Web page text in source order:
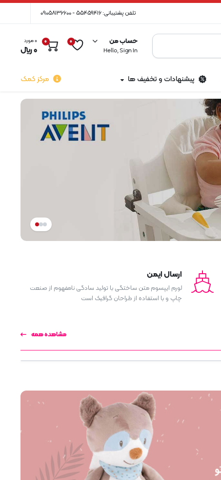
تلفن پشتیبانی: 55459416 - 09058136600
حساب من
Hello, Sign In
0
0 0 مورد
0﷼
پیشنهادات و تخفیف ها مرکز کمک
ارسال ایمن
لورم ایپسوم متن ساختگی با تولید سادگی نامفهوم از صنعت
چاپ و با استفاده از طراحان گرافیک است
مشاهده همه